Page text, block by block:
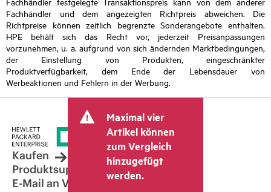
Fachhändler und dem angezeigten Richtpreis abweichen. Die
Richtpreise können zeitlich begrenzte Sonderangebote enthalten.
HPE behält sich das Recht vor, jederzeit Preisanpassungen
vorzunehmen, u. a. aufgrund von sich ändernden Marktbedingungen,
der Einstellung von Produkten, eingeschränkter
Produktverfügbarkeit, dem Ende der Lebensdauer von
Werbeaktionen und Fehlern in der Werbung.
Maximal vier
Artikel können
zum Vergleich
hinzugefügt
werden.
Kaufen
Produktsupport
E-Mail an Vertrieb